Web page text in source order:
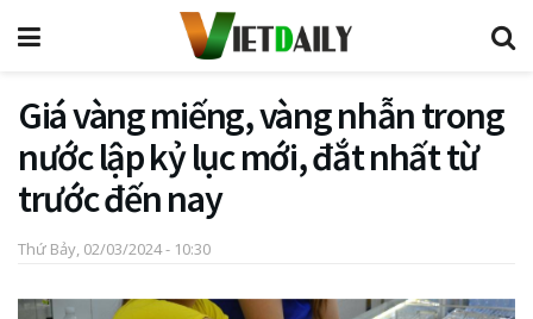
Giá vàng miếng, vàng nhẫn trong
nước lập kỷ lục mới, đắt nhất từ
trước đến nay
Thứ Bảy, 02/03/2024 - 10:30